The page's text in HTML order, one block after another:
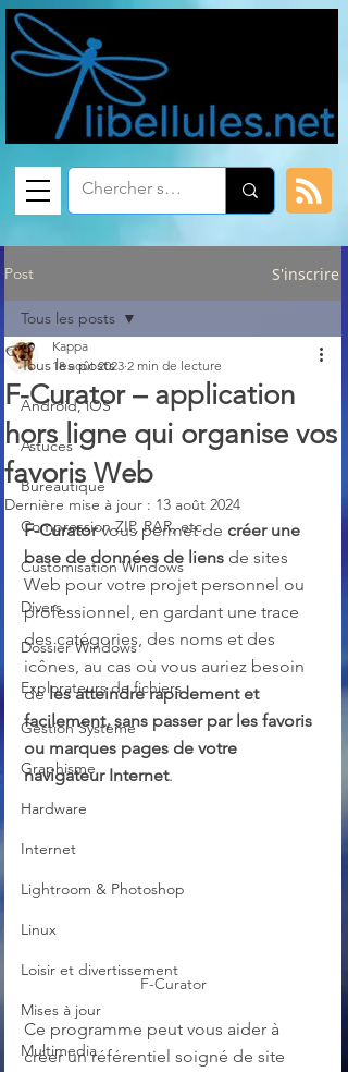
Post S'inscrire
Tous les posts
Android, iOS
Astuces
Bureautique
Compression ZIP, RAR, etc.
Customisation Windows
Divers
Dossier Windows
Explorateurs de fichiers
Gestion Système
Graphisme
Hardware
Internet
Lightroom & Photoshop
Linux
Loisir et divertissement
Mises à jour
Multimedia
Tous les posts
F-Curator – application
hors ligne qui organise vos
favoris Web
Kappa
18 août 2023 2 min de lecture
Dernière mise à jour : 13 août 2024
F-Curator vous permet de créer une
base de données de liens de sites
Web pour votre projet personnel ou
professionnel, en gardant une trace
des catégories, des noms et des
icônes, au cas où vous auriez besoin
de les atteindre rapidement et
facilement, sans passer par les favoris
ou marques pages de votre
navigateur Internet.
F-Curator
Ce programme peut vous aider à
créer un référentiel soigné de site